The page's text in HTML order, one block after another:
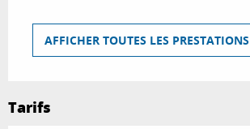
AFFICHER TOUTES LES PRESTATIONS
Tarifs